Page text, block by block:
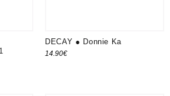
DECAY ● Donnie Ka
14.90€